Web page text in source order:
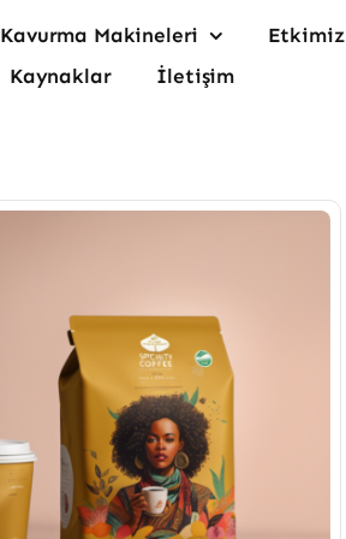
Kavurma Makineleri Etkimiz
Kaynaklar
İletişim